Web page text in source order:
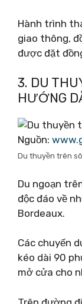
Hành trình
giao thông,
được đặt
3. DU
HƯỚNG
Nguồn:
Du thuyền trên
Du ngoạn
độc đáo về
Bordeaux.
Các chuyến
kéo dài 90
mở cửa cho